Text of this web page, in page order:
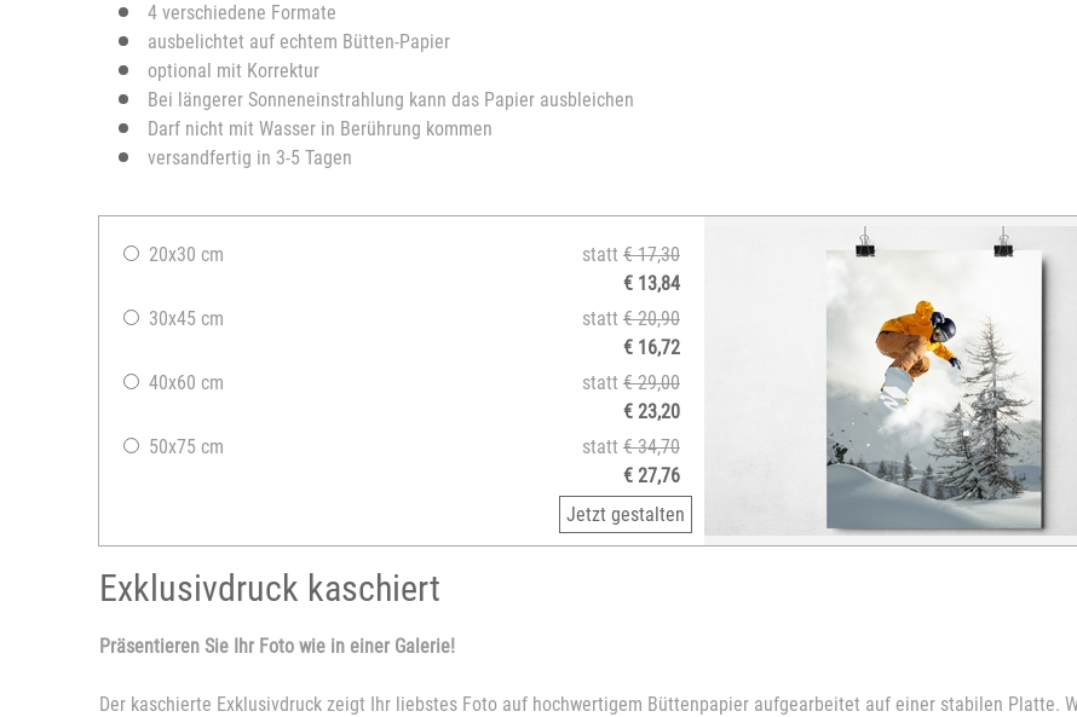
4 verschiedene Formate
ausbelichtet auf echtem Bütten-Papier
optional mit Korrektur
Bei längerer Sonneneinstrahlung kann das Papier ausbleichen
Darf nicht mit Wasser in Berührung kommen
versandfertig in 3-5 Tagen
20x30 cm statt € 17,30
€ 13,84
30x45 cm
statt € 20,90
€ 16,72
40x60 cm
statt € 29,00
€ 23,20
50x75 cm
statt € 34,70
€ 27,76
Jetzt gestalten
Exklusivdruck kaschiert
Präsentieren Sie Ihr Foto wie in einer Galerie!
Der kaschierte Exklusivdruck zeigt Ihr liebstes Foto auf hochwertigem Büttenpapier aufgearbeitet auf einer stabilen Platte.